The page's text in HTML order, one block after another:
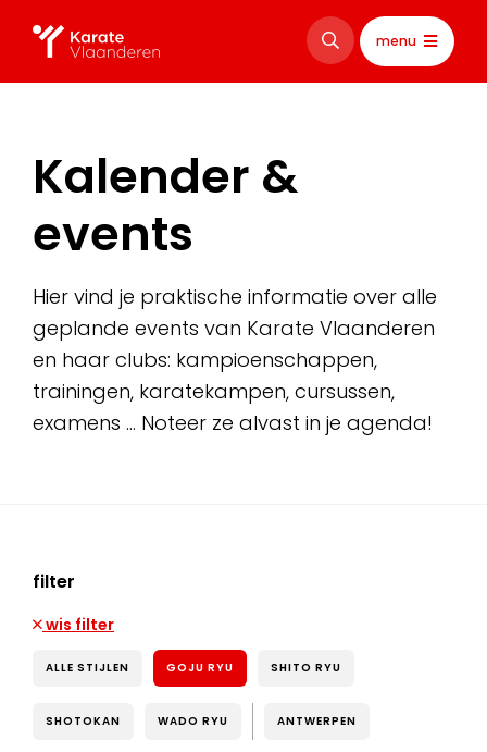
menu
Kalender &
events
Hier vind je praktische informatie over alle
geplande events van Karate Vlaanderen
en haar clubs: kampioenschappen,
trainingen, karatekampen, cursussen,
examens … Noteer ze alvast in je agenda!
filter
wis filter
ALLE STIJLEN GOJU RYU SHITO RYU
SHOTOKAN WADO RYU ANTWERPEN